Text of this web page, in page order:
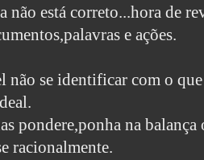
não está correto...hora de
e ações.
não se identificar com o
pondere,ponha na
racionalmente.